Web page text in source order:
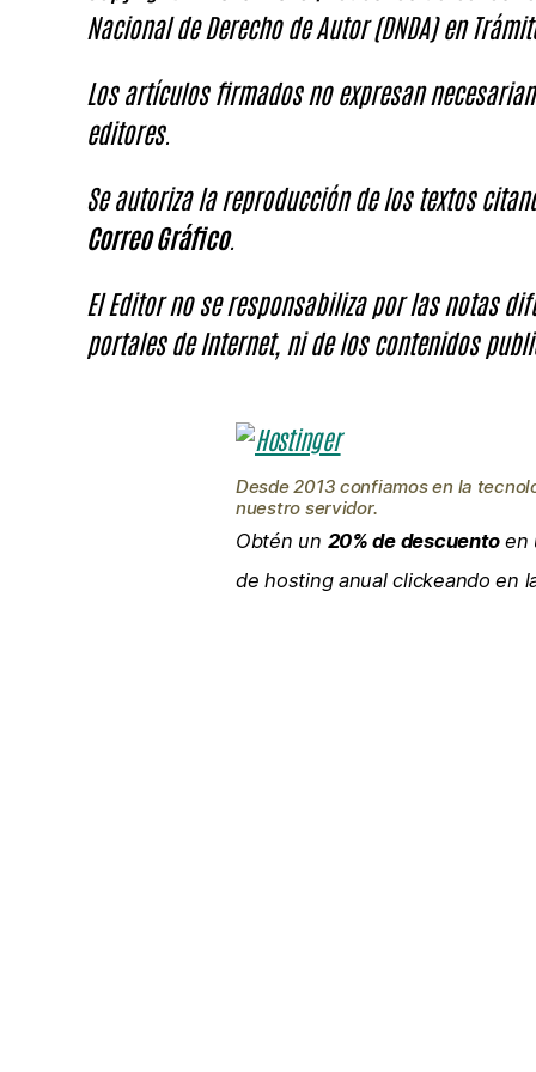
Nacional de Derecho de Autor (DNDA) en
Los artículos firmados no expresan
editores.
Se autoriza la reproducción de los textos
Correo Gráfico.
El Editor no se responsabiliza por las notas
portales de Internet, ni de los contenidos
Desde 2013 confiamos en la
nuestro servidor.
Obtén un 20% de descuentoen
de hosting anual clickeando en